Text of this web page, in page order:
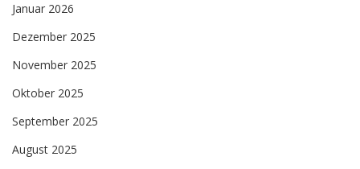
Januar 2026
Dezember 2025
November 2025
Oktober 2025
September 2025
August 2025